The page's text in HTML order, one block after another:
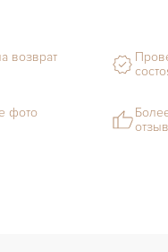
возврат
фото